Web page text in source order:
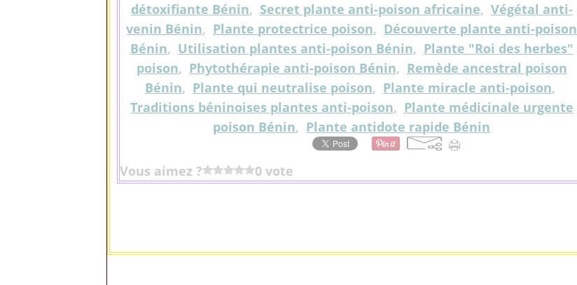
détoxifiante Bénin, Secret plante anti-poison africaine, Végétal anti-
venin Bénin, Plante protectrice poison, Découverte plante anti-poison
Bénin, Utilisation plantes anti-poison Bénin, Plante "Roi des herbes"
poison, Phytothérapie anti-poison Bénin, Remède ancestral poison
Bénin, Plante qui neutralise poison, Plante miracle anti-poison,
Traditions béninoises plantes anti-poison, Plante médicinale urgente
poison Bénin, Plante antidote rapide Bénin
Vous aimez ? 0 vote